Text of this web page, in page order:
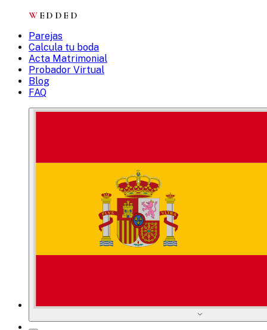
W EDDED
Parejas
Calcula tu boda
Acta Matrimonial
Probador Virtual
Blog
FAQ